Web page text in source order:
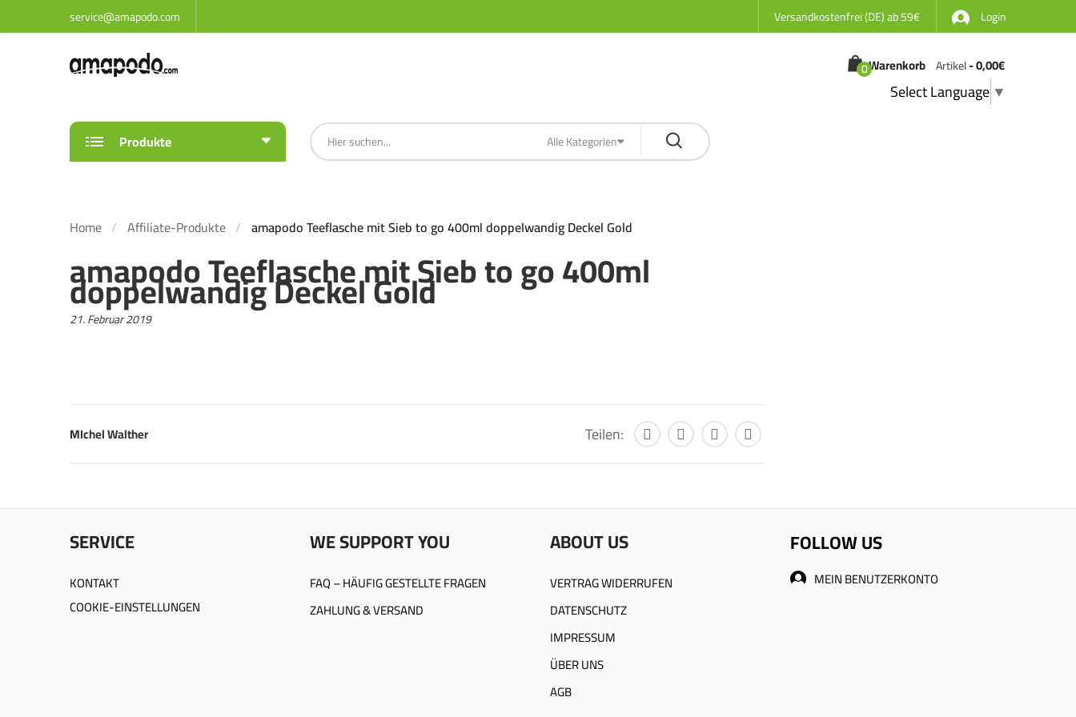
service@amapodo.com Versandkostenfrei (DE) ab 59€ Login
Warenkorb
0 Artikel-0,00€
Select Language ▼
Produkte Alle Kategorien
Home Affiliate-Produkte amapodo Teeflasche mit Sieb to go 400ml doppelwandig Deckel Gold
amapodo Teeflasche mit Sieb to go 400ml
doppelwandig Deckel Gold
Veröffentlicht
21. Februar 2019
MIchel Walther Teilen:
SERVICE
KONTAKT
COOKIE-EINSTELLUNGEN
WE SUPPORT YOU
FAQ – HÄUFIG GESTELLTE FRAGEN
ZAHLUNG & VERSAND
ABOUT US
VERTRAG WIDERRUFEN
DATENSCHUTZ
IMPRESSUM
ÜBER UNS
AGB
FOLLOW US
MEIN BENUTZERKONTO